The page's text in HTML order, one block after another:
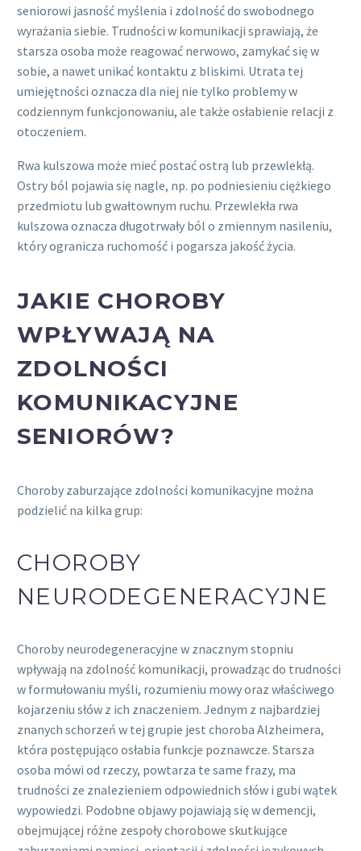
seniorowi jasność myślenia i zdolność do swobodnego
wyrażania siebie. Trudności w komunikacji sprawiają, że
starsza osoba może reagować nerwowo, zamykać się w
sobie, a nawet unikać kontaktu z bliskimi. Utrata tej
umiejętności oznacza dla niej nie tylko problemy w
codziennym funkcjonowaniu, ale także osłabienie relacji z
otoczeniem.
Rwa kulszowa może mieć postać ostrą lub przewlekłą.
Ostry ból pojawia się nagle, np. po podniesieniu ciężkiego
przedmiotu lub gwałtownym ruchu. Przewlekła rwa
kulszowa oznacza długotrwały ból o zmiennym nasileniu,
który ogranicza ruchomość i pogarsza jakość życia.
JAKIE CHOROBY
WPŁYWAJĄ NA
ZDOLNOŚCI
KOMUNIKACYJNE
SENIORÓW?
Choroby zaburzające zdolności komunikacyjne można
podzielić na kilka grup:
CHOROBY
NEURODEGENERACYJNE
Choroby neurodegeneracyjne w znacznym stopniu
wpływają na zdolność komunikacji, prowadząc do trudności
w formułowaniu myśli, rozumieniu mowy oraz właściwego
kojarzeniu słów z ich znaczeniem. Jednym z najbardziej
znanych schorzeń w tej grupie jest choroba Alzheimera,
która postępująco osłabia funkcje poznawcze. Starsza
osoba mówi od rzeczy, powtarza te same frazy, ma
trudności ze znalezieniem odpowiednich słów i gubi wątek
wypowiedzi. Podobne objawy pojawiają się w demencji,
obejmującej różne zespoły chorobowe skutkujące